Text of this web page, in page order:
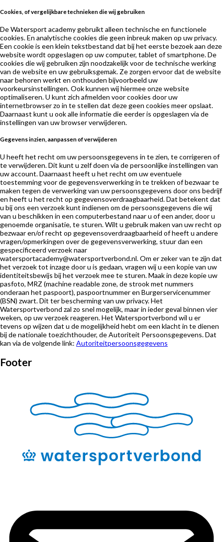
Cookies, of vergelijkbare technieken die wij gebruiken
De Watersport academy gebruikt alleen technische en functionele
cookies. En analytische cookies die geen inbreuk maken op uw privacy.
Een cookie is een klein tekstbestand dat bij het eerste bezoek aan deze
website wordt opgeslagen op uw computer, tablet of smartphone. De
cookies die wij gebruiken zijn noodzakelijk voor de technische werking
van de website en uw gebruiksgemak. Ze zorgen ervoor dat de website
naar behoren werkt en onthouden bijvoorbeeld uw
voorkeursinstellingen. Ook kunnen wij hiermee onze website
optimaliseren. U kunt zich afmelden voor cookies door uw
internetbrowser zo in te stellen dat deze geen cookies meer opslaat.
Daarnaast kunt u ook alle informatie die eerder is opgeslagen via de
instellingen van uw browser verwijderen.
Gegevens inzien, aanpassen of verwijderen
U heeft het recht om uw persoonsgegevens in te zien, te corrigeren of
te verwijderen. Dit kunt u zelf doen via de persoonlijke instellingen van
uw account. Daarnaast heeft u het recht om uw eventuele
toestemming voor de gegevensverwerking in te trekken of bezwaar te
maken tegen de verwerking van uw persoonsgegevens door ons bedrijf
en heeft u het recht op gegevensoverdraagbaarheid. Dat betekent dat
u bij ons een verzoek kunt indienen om de persoonsgegevens die wij
van u beschikken in een computerbestand naar u of een ander, door u
genoemde organisatie, te sturen. Wilt u gebruik maken van uw recht op
bezwaar en/of recht op gegevensoverdraagbaarheid of heeft u andere
vragen/opmerkingen over de gegevensverwerking, stuur dan een
gespecificeerd verzoek naar
watersportacademy@watersportverbond.nl. Om er zeker van te zijn dat
het verzoek tot inzage door u is gedaan, vragen wij u een kopie van uw
identiteitsbewijs bij het verzoek mee te sturen. Maak in deze kopie uw
pasfoto, MRZ (machine readable zone, de strook met nummers
onderaan het paspoort), paspoortnummer en Burgerservicenummer
(BSN) zwart. Dit ter bescherming van uw privacy. Het
Watersportverbond zal zo snel mogelijk, maar in ieder geval binnen vier
weken, op uw verzoek reageren. Het Watersportverbond wil u er
tevens op wijzen dat u de mogelijkheid hebt om een klacht in te dienen
bij de nationale toezichthouder, de Autoriteit Persoonsgegevens. Dat
kan via de volgende link: Autoriteitpersoonsgegevens
Footer